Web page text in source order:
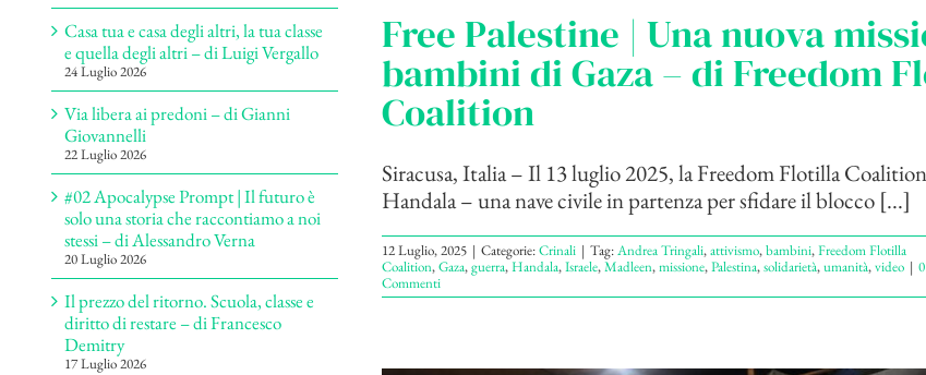
Free Palestine | Una nuova
bambini di Gaza – di Freedom
Coalition
Siracusa, Italia – Il 13 luglio 2025, la Freedom Flotilla
Handala – una nave civile in partenza per sfidare il blocco [...]
12 Luglio, 2025 | Categorie:Crinali | Tag:Andrea Tringali,attivismo,bambini,Freedom Flotilla
Coalition,Gaza,guerra,Handala,Israele,Madleen,missione,Palestina,solidarietà,umanità,video | 0
Commenti
Casa tua e casa degli altri, la tua classe
e quella degli altri – di Luigi Vergallo
24 Luglio 2026
Via libera ai predoni – di Gianni
Giovannelli
22 Luglio 2026
#02 Apocalypse Prompt | Il futuro è
solo una storia che raccontiamo a noi
stessi – di Alessandro Verna
20 Luglio 2026
Il prezzo del ritorno. Scuola, classe e
diritto di restare – di Francesco
Demitry
17 Luglio 2026